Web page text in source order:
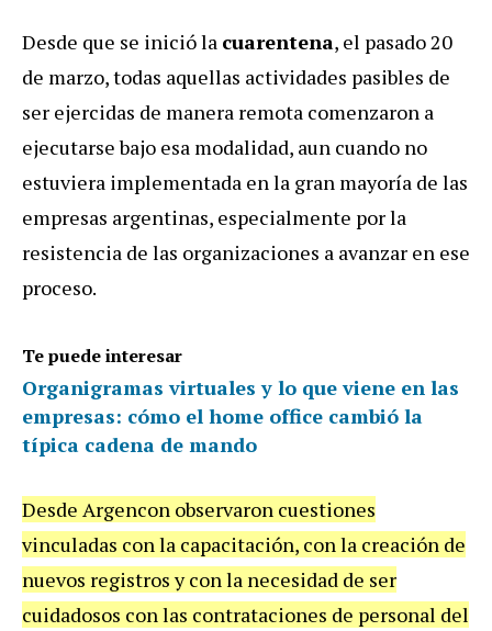
Desde que se inició la cuarentena, el pasado 20
de marzo, todas aquellas actividades pasibles de
ser ejercidas de manera remota comenzaron a
ejecutarse bajo esa modalidad, aun cuando no
estuviera implementada en la gran mayoría de las
empresas argentinas, especialmente por la
resistencia de las organizaciones a avanzar en ese
proceso.
Te puede interesar
Organigramas virtuales y lo que viene en las
empresas: cómo el home office cambió la
típica cadena de mando
Desde Argencon observaron cuestiones
vinculadas con la capacitación, con la creación de
nuevos registros y con la necesidad de ser
cuidadosos con las contrataciones de personal del